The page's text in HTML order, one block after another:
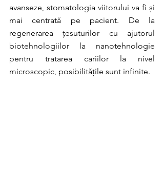
avanseze, stomatologia viitorului va fi și
mai centrată pe pacient. De la
regenerarea țesuturilor cu ajutorul
biotehnologiilor la nanotehnologie
pentru tratarea cariilor la nivel
microscopic, posibilitățile sunt infinite.